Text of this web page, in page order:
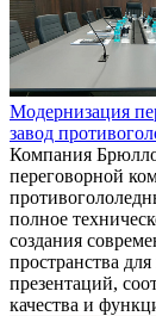
Модернизация
завод
Компания
переговорной
полное
создания
пространства
презентаций,
качества и